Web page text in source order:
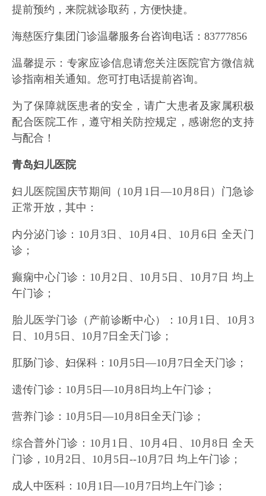
提前预约，来院就诊取药，方便快捷。
海慈医疗集团门诊温馨服务台咨询电话：83777856
温馨提示：专家应诊信息请您关注医院官方微信就
诊指南相关通知。您可打电话提前咨询。
为了保障就医患者的安全，请广大患者及家属积极
配合医院工作，遵守相关防控规定，感谢您的支持
与配合！
青岛妇儿医院
妇儿医院国庆节期间（10月1日—10月8日）门急诊
正常开放，其中：
内分泌门诊：10月3日、10月4日、10月6日 全天门
诊；
癫痫中心门诊：10月2日、10月5日、10月7日 均上
午门诊；
胎儿医学门诊（产前诊断中心）：10月1日、10月3
日、10月5日、10月7日全天门诊；
肛肠门诊、妇保科：10月5日—10月7日全天门诊；
遗传门诊：10月5日—10月8日均上午门诊；
营养门诊：10月5日—10月8日全天门诊；
综合普外门诊：10月1日、10月4日、10月8日 全天
门诊，10月2日、10月5日--10月7日 均上午门诊；
成人中医科：10月1日—10月7日均上午门诊；